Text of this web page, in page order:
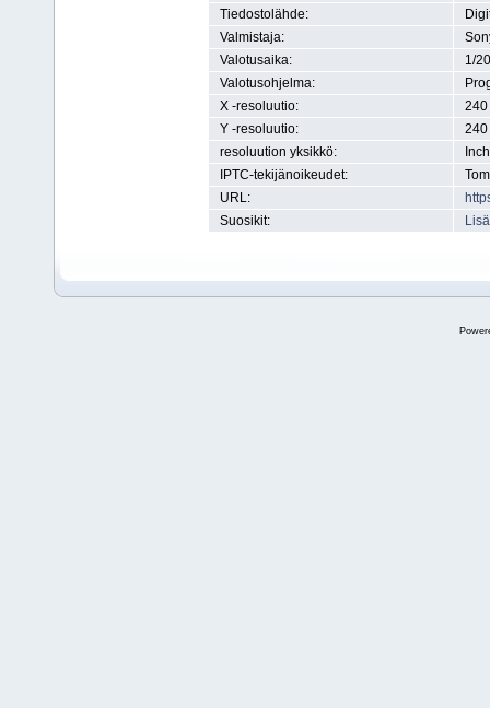
Tiedostolähde:
Valmistaja:
Valotusaika:
1/
Valotusohjelma:
X -resoluutio:
240
Y -resoluutio:
240
resoluution yksikkö:
Inch
IPTC-tekijänoikeudet:
URL:
Suosikit: